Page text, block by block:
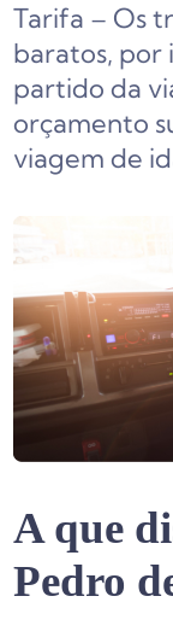
Tarifa – Os
baratos, por
partido da
orçamento
viagem de
A que
Pedro